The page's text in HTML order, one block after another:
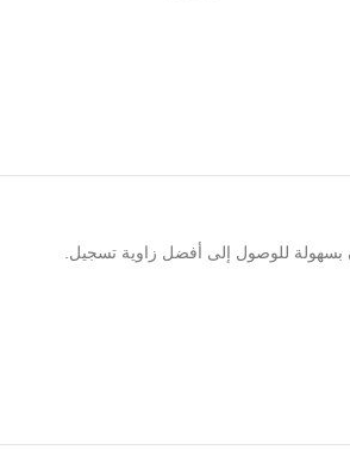
بسهولة للوصول إلى أفضل زاوية تسجيل.